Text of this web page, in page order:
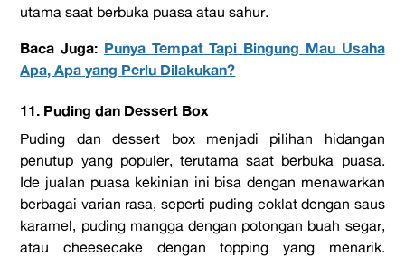
utama saat berbuka puasa atau sahur.
Baca Juga: Punya Tempat Tapi Bingung Mau Usaha
Apa, Apa yang Perlu Dilakukan?
11. Puding dan Dessert Box
Puding dan dessert box menjadi pilihan hidangan
penutup yang populer, terutama saat berbuka puasa.
Ide jualan puasa kekinian ini bisa dengan menawarkan
berbagai varian rasa, seperti puding coklat dengan saus
karamel, puding mangga dengan potongan buah segar,
atau cheesecake dengan topping yang menarik.